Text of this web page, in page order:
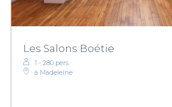
Les Salons Boétie
1 - 280 pers.
à Madeleine